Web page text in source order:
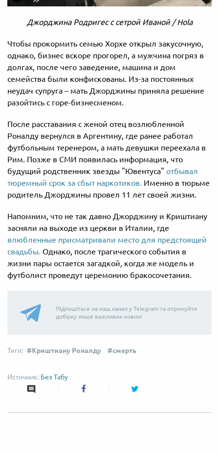
Джорджина Родригес с сетрой Иваной / Hola
Чтобы прокормить семью Хорхе открыл закусочную,
однако, бизнес вскоре прогорел, а мужчина погряз в
долгах, после чего заведение, машина и дом
семейства были конфискованы. Из-за постоянных
неудач супруга – мать Джорджины приняла решение
разойтись с горе-бизнесменом.
После расставания с женой отец возлюбленной
Роналду вернулся в Аргентину, где ранее работал
футбольным теренером, а мать девушки переехала в
Рим. Позже в СМИ появилась информация, что
будущий родственник звезды "Ювентуса" отбывал
тюремный срок за сбыт наркотиков. Именно в тюрьме
родитель Джорджины провел 11 лет своей жизни.
Напомним, что не так давно Джорджину и Криштиану
засняли на выходе из церкви в Италии, где
влюбленные присматривали место для предстоящей
свадьбы. Однако, после трагического события в
жизни пары остается загадкой, когда же модель и
футболист проведут церемонию бракосочетания.
Підпишіться на наш канал у Telegram та отримуйте
добірку лише важливих новин!
Криштиану Роналду смерть
Без Табу